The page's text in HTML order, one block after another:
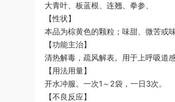
大青叶、板蓝根、连翘、拳参、
【性状】
本品为棕黄色的颗粒；味甜、微苦或
【功能主治】
清热解毒，疏风解表。用于上呼吸道
【用法用量】
开水冲服。一次1～2袋，一日3次。
【不良反应】